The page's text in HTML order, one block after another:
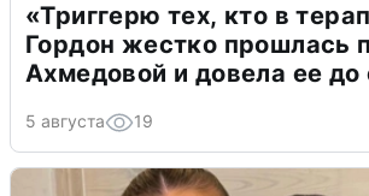
«Триггерю тех, кто в
Гордон жестко прошлась
Ахмедовой и довела ее до
5 августа 19